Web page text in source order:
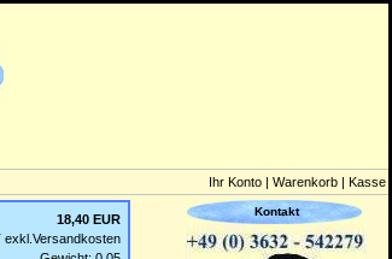
Ihr Konto | Warenkorb | Kasse
18,40 EUR
exkl. Versandkosten
Kontakt